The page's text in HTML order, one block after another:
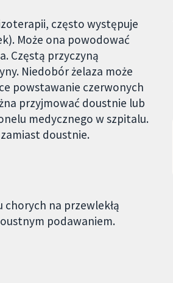
często występuje
Może ona powodować
Częstą przyczyną
Niedobór żelaza może
powstawanie czerwonych
przyjmować doustnie lub
medycznego w szpitalu.
doustnie.
na przewlekłą
podawaniem.